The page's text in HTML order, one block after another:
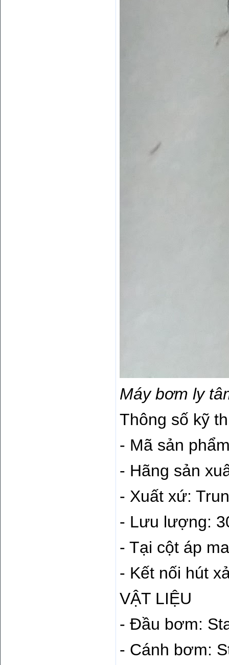
Máy bơm ly
Thông số kỹ
- Mã sản
- Hãng sản
- Xuất xứ:
- Lưu lượng:
- Tại cột áp
- Kết nối hút
VẬT LIỆU
- Đầu bơm:
- Cánh bơm: